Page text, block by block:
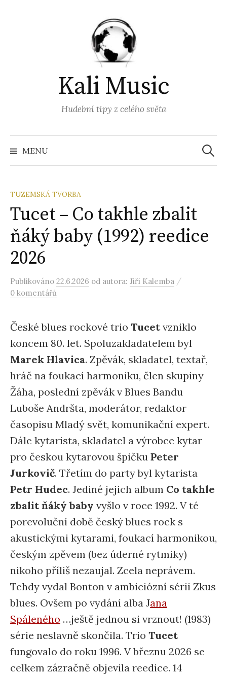
Kali Music
Hudební tipy z celého světa
MENU
TUZEMSKÁ TVORBA
Tucet – Co takhle zbalit
ňáký baby (1992) reedice
2026
Publikováno 22.6.2026 od autora: Jiří Kalemba /
0 komentářů
České blues rockové trio Tucetvzniklo
koncem 80. let. Spoluzakladatelem byl
Marek Hlavica. Zpěvák, skladatel, textař,
hráč na foukací harmoniku, člen skupiny
Žáha, poslední zpěvák v Blues Bandu
Luboše Andršta, moderátor, redaktor
časopisu Mladý svět, komunikační expert.
Dále kytarista, skladatel a výrobce kytar
pro českou kytarovou špičku Peter
Jurkovič. Třetím do party byl kytarista
Petr Hudec. Jediné jejich album Co takhle
zbalit ňáký baby vyšlo v roce 1992. V té
porevoluční době český blues rock s
akustickými kytarami, foukací harmonikou,
českým zpěvem (bez úderné rytmiky)
nikoho příliš nezaujal. Zcela neprávem.
Tehdy vydal Bonton v ambiciózní sérii Zkus
blues. Ovšem po vydání alba Jana
Spáleného …ještě jednou si vrznout! (1983)
série neslavně skončila. Trio Tucet
fungovalo do roku 1996. V březnu 2026 se
celkem zázračně objevila reedice. 14